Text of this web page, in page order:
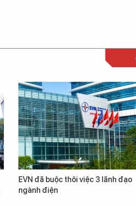
EVN đã buộc thôi việc 3 lãnh đạo
ngành điện